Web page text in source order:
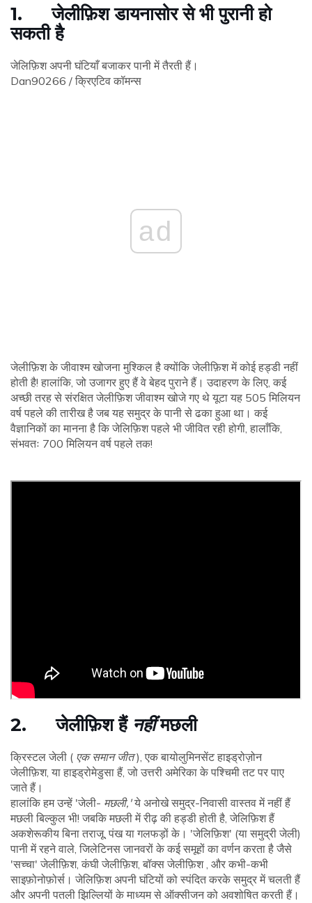
1. जेलीफ़िश डायनासोर से भी पुरानी हो
सकती है
जेलिफ़िश अपनी घंटियाँ बजाकर पानी में तैरती हैं।
Dan90266 / क्रिएटिव कॉमन्स
ad
जेलीफ़िश के जीवाश्म खोजना मुश्किल है क्योंकि जेलीफ़िश में कोई हड्डी नहीं
होती है! हालांकि, जो उजागर हुए हैं वे बेहद पुराने हैं। उदाहरण के लिए, कई
अच्छी तरह से संरक्षित जेलीफ़िश जीवाश्म खोजे गए थे यूटा यह 505 मिलियन
वर्ष पहले की तारीख है जब यह समुद्र के पानी से ढका हुआ था। कई
वैज्ञानिकों का मानना ​​है कि जेलिफ़िश पहले भी जीवित रही होगी, हालाँकि,
संभवतः 700 मिलियन वर्ष पहले तक!
2. जेलीफ़िश हैंनहींमछली
क्रिस्टल जेली ( एक समान जीत), एक बायोलुमिनसेंट हाइड्रोज़ोन
जेलीफ़िश, या हाइड्रोमेडुसा हैं, जो उत्तरी अमेरिका के पश्चिमी तट पर पाए
जाते हैं।
हालांकि हम उन्हें 'जेली- मछली,'ये अनोखे समुद्र-निवासी वास्तव में नहीं हैं
मछली बिल्कुल भी! जबकि मछली में रीढ़ की हड्डी होती है, जेलिफ़िश हैं
अकशेरूकीय बिना तराजू, पंख या गलफड़ों के। 'जेलिफ़िश' (या समुद्री जेली)
पानी में रहने वाले, जिलेटिनस जानवरों के कई समूहों का वर्णन करता है जैसे
'सच्चा' जेलीफ़िश, कंघी जेलीफ़िश, बॉक्स जेलीफ़िश , और कभी-कभी
साइफ़ोनोफ़ोर्स। जेलिफ़िश अपनी घंटियों को स्पंदित करके समुद्र में चलती हैं
और अपनी पतली झिल्लियों के माध्यम से ऑक्सीजन को अवशोषित करती हैं।